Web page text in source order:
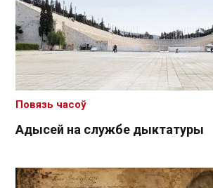
Адысей на службе дыктатуры
Повязь часоў